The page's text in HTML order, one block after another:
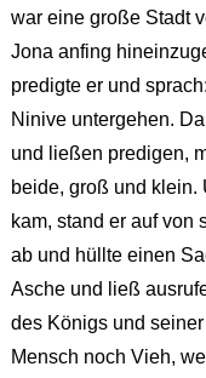
war eine große Stadt
Jona anfing
predigte er und
Ninive untergehen.
und ließen predigen,
beide, groß und klein.
kam, stand er auf von
ab und hüllte einen
Asche und ließ
des Königs und
Mensch noch Vieh,